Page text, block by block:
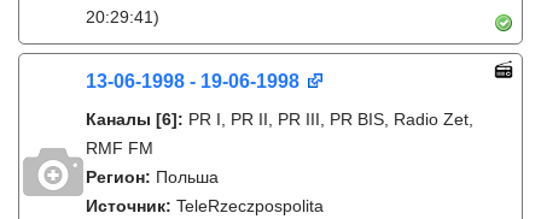
20:29:41)
13-06-1998 - 19-06-1998
Каналы [6]: PR I, PR II, PR III, PR BIS, Radio Zet,
RMF FM
Регион: Польша
Источник: TeleRzeczpospolita